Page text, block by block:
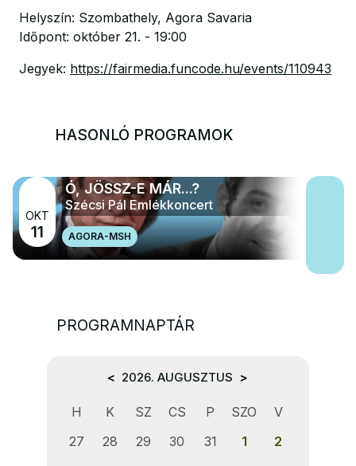
Helyszín: Szombathely, Agora Savaria
Időpont: október 21. - 19:00
Jegyek: https://fairmedia.funcode.hu/events/110943
HASONLÓ PROGRAMOK
OKT
11
Ó, JÖSSZ-E MÁR...?
Szécsi Pál Emlékkoncert
AGORA-MSH
PROGRAMNAPTÁR
< 2026. AUGUSZTUS >
H K SZ CS P SZO
V
27
28 29 30 31 1 2